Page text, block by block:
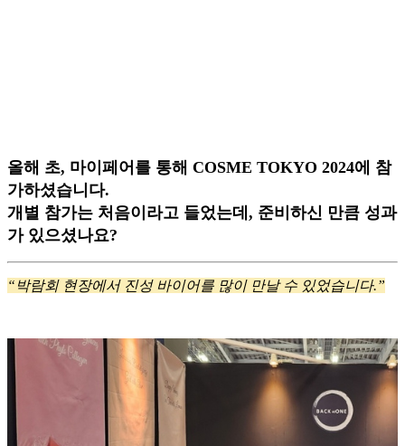
올해 초, 마이페어를 통해 COSME TOKYO 2024에 참
가하셨습니다.
개별 참가는 처음이라고 들었는데, 준비하신 만큼 성과
가 있으셨나요?
“박람회 현장에서 진성 바이어를 많이 만날 수 있었습니다.”